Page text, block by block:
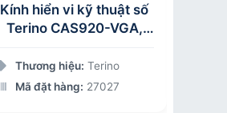
Kính hiển vi kỹ thuật số
Terino CAS920-VGA,
Thương hiệu: Terino
Mã đặt hàng: 27027